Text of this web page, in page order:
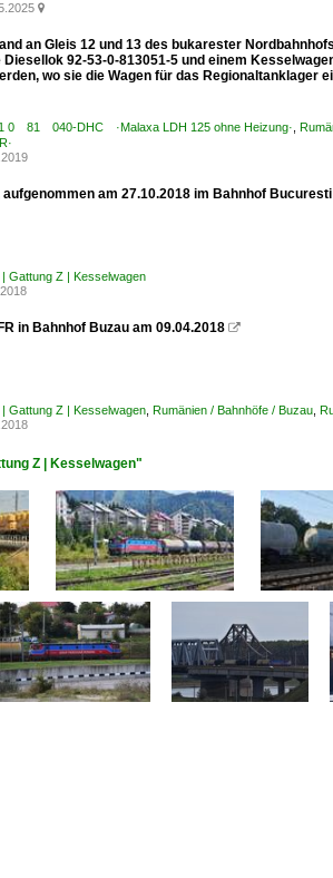

an Gleis 12 und 13 des bukarester
92-53-0-813051-5 und einem
wo sie die Wagen für das
0 81 040-DHC ·Malaxa LDH 125 ohne Heizung·
am 27.10.2018 im Bahnhof
Gattung Z | Kesselwagen
in Bahnhof Buzau am 09.04.2018 
Gattung Z | Kesselwagen Rumänien / Bahnhöfe / Buzau
Z | Kesselwagen"